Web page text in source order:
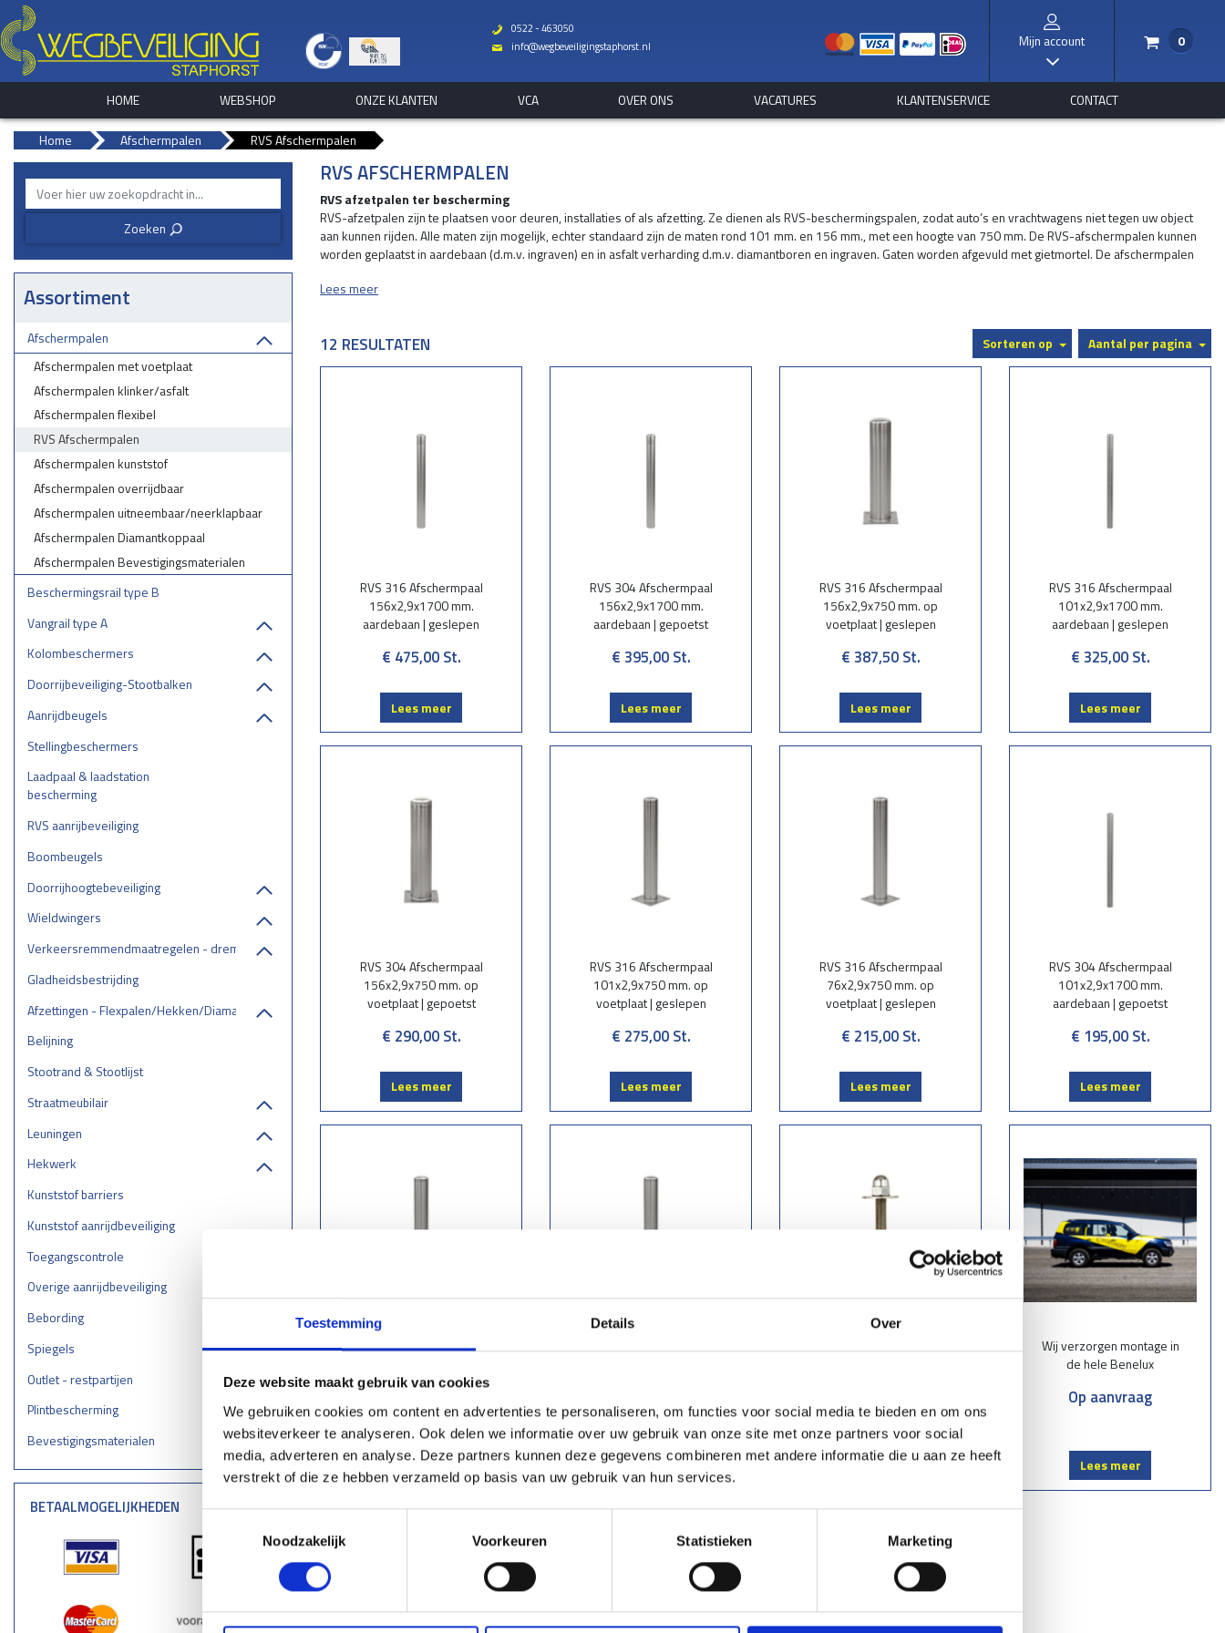
Toestemming Details Over
Deze website maakt gebruik van cookies
We gebruiken cookies om content en advertenties te personaliseren, om functies voor social media te bieden en om ons
websiteverkeer te analyseren. Ook delen we informatie over uw gebruik van onze site met onze partners voor social
media, adverteren en analyse. Deze partners kunnen deze gegevens combineren met andere informatie die u aan ze heeft
verstrekt of die ze hebben verzameld op basis van uw gebruik van hun services.
Noodzakelijk
Voorkeuren Statistieken Marketing
b 0522 - 463050
% info@wegbeveiligingstaphorst.nl Mijn account
I
/ 0
HOME WEBSHOP ONZE KLANTEN VCA OVER ONS VACATURES KLANTENSERVICE CONTACT
Home Afschermpalen RVS Afschermpalen
Zoeken 3
Assortiment
Afschermpalen
Afschermpalen met voetplaat
Afschermpalen klinker/asfalt
Afschermpalen flexibel
RVS Afschermpalen
Afschermpalen kunststof
Afschermpalen overrijdbaar
Afschermpalen uitneembaar/neerklapbaar
Afschermpalen Diamantkoppaal
Afschermpalen Bevestigingsmaterialen
Beschermingsrail type B
Vangrail type A
Kolombeschermers
Doorrijbeveiliging-Stootbalken
Aanrijdbeugels
Stellingbeschermers
Laadpaal & laadstation
bescherming
RVS aanrijbeveiliging
Boombeugels
Doorrijhoogtebeveiliging
Wieldwingers
Verkeersremmendmaatregelen - drempels/ruggen/parkeerstops
Gladheidsbestrijding
Afzettingen - Flexpalen/Hekken/Diamantkoppalen
Belijning
Stootrand & Stootlijst
Straatmeubilair
Leuningen
Hekwerk
Kunststof barriers
Kunststof aanrijdbeveiliging
Toegangscontrole
Overige aanrijdbeveiliging
Bebording
Spiegels
Outlet - restpartijen
Plintbescherming
Bevestigingsmaterialen
BETAALMOGELIJKHEDEN
RVS AFSCHERMPALEN
RVS afzetpalen ter bescherming
RVS-afzetpalen zijn te plaatsen voor deuren, installaties of als afzetting. Ze dienen als RVS-beschermingspalen, zodat auto’s en vrachtwagens niet tegen uw object
aan kunnen rijden. Alle maten zijn mogelijk, echter standaard zijn de maten rond 101 mm. en 156 mm., met een hoogte van 750 mm. De RVS-afschermpalen kunnen
worden geplaatst in aardebaan (d.m.v. ingraven) en in asfalt verharding d.m.v. diamantboren en ingraven. Gaten worden afgevuld met gietmortel. De afschermpalen
Op beton of stelconplaat worden de afzetpalen voorzien van een voetplaat die door middel van 4 st. RVS lijmankers M16x125 mm. met dopmoer bevestigd
wordt(boordiepte 100 mm.)
Lees meer
12 RESULTATEN Aantal per pagina
Sorteren op
RVS 316 Afschermpaal
156x2,9x1700 mm.
aardebaan | geslepen
€ 475,00 St.
Lees meer
RVS 304 Afschermpaal
156x2,9x1700 mm.
aardebaan | gepoetst
€ 395,00 St.
Lees meer
RVS 316 Afschermpaal
156x2,9x750 mm. op
voetplaat | geslepen
€ 387,50 St.
Lees meer
RVS 316 Afschermpaal
101x2,9x1700 mm.
aardebaan | geslepen
€ 325,00 St.
Lees meer
RVS 304 Afschermpaal
156x2,9x750 mm. op
voetplaat | gepoetst
€ 290,00 St.
Lees meer
RVS 316 Afschermpaal
101x2,9x750 mm. op
voetplaat | geslepen
€ 275,00 St.
Lees meer
RVS 316 Afschermpaal
76x2,9x750 mm. op
voetplaat | geslepen
€ 215,00 St.
Lees meer
RVS 304 Afschermpaal
101x2,9x1700 mm.
aardebaan | gepoetst
€ 195,00 St.
Lees meer
RVS 304 Afschermpaal
voetplaat | gepoetst.
€ 190,00 St.
Lees meer
€ 150,00St.
Lees meer
€ 8,60St.
Lees meer
Wij verzorgen montage in
de hele Benelux
Op aanvraag
Lees meer